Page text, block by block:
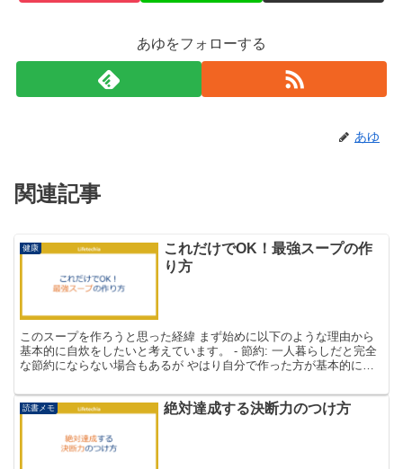
あゆをフォローする
あゆ
関連記事
健康
これだけでOK！最強スープの作
り方
このスープを作ろうと思った経緯 まず始めに以下のような理由から
基本的に自炊をしたいと考えています。 - 節約: 一人暮らしだと完全
な節約にならない場合もあるが やはり自分で作った方が基本的に安
読書メモ 絶対達成する決断力のつけ方